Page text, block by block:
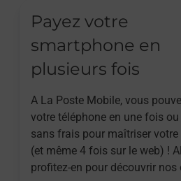
Payez votre
smartphone en
plusieurs fois
A La Poste Mobile, vous
votre téléphone en une fois
sans frais pour maîtriser votre
(et même 4 fois sur le web) !
profitez-en pour découvrir nos